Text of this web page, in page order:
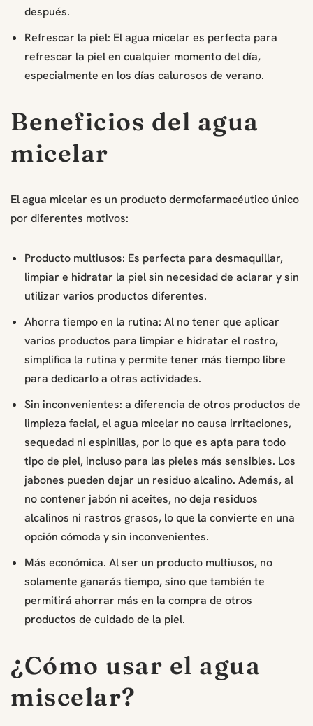
después.
Refrescar la piel: El agua micelar es perfecta para
refrescar la piel en cualquier momento del día,
especialmente en los días calurosos de verano.
Beneficios del agua
micelar
El agua micelar es un producto dermofarmacéutico único
por diferentes motivos:
Producto multiusos: Es perfecta para desmaquillar,
limpiar e hidratar la piel sin necesidad de aclarar y sin
utilizar varios productos diferentes.
Ahorra tiempo en la rutina: Al no tener que aplicar
varios productos para limpiar e hidratar el rostro,
simplifica la rutina y permite tener más tiempo libre
para dedicarlo a otras actividades.
Sin inconvenientes: a diferencia de otros productos de
limpieza facial, el agua micelar no causa irritaciones,
sequedad ni espinillas, por lo que es apta para todo
tipo de piel, incluso para las pieles más sensibles. Los
jabones pueden dejar un residuo alcalino. Además, al
no contener jabón ni aceites, no deja residuos
alcalinos ni rastros grasos, lo que la convierte en una
opción cómoda y sin inconvenientes.
Más económica. Al ser un producto multiusos, no
solamente ganarás tiempo, sino que también te
permitirá ahorrar más en la compra de otros
productos de cuidado de la piel.
¿Cómo usar el agua
miscelar?